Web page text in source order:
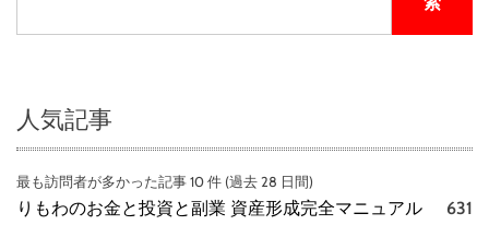
人気記事
最も訪問者が多かった記事 10 件 (過去 28 日間)
りもわのお金と投資と副業 資産形成完全マニュアル
631